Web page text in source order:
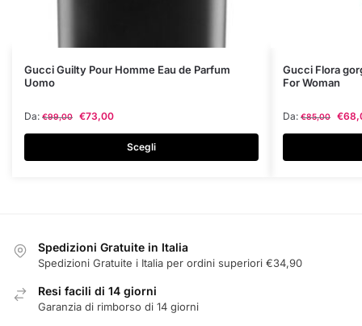
Gucci Guilty Pour Homme Eau de Parfum
Uomo
Da: €99,00 €73,00
Scegli
Questo
prodotto
Le
scelte
nella
del
Gucci Flora
For Woman
Da: €85,00 €
Questo
prodotto
Le
nella
Spedizioni Gratuite in Italia
Spedizioni Gratuite i Italia per ordini superiori €34,90
Resi facili di 14 giorni
Garanzia di rimborso di 14 giorni